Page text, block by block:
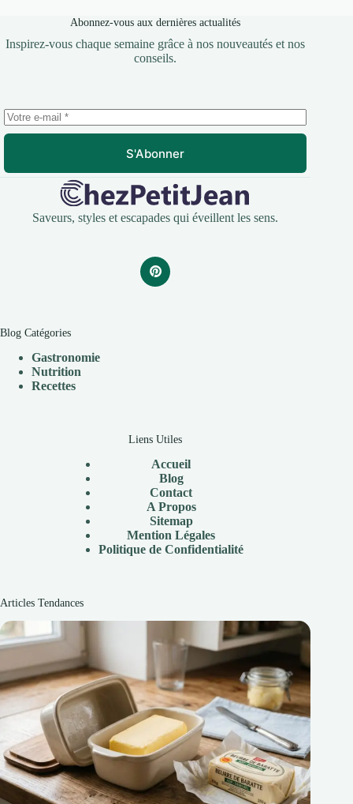
Abonnez-vous aux dernières actualités
Inspirez-vous chaque semaine grâce à nos nouveautés et nos
conseils.
S'Abonner
Saveurs, styles et escapades qui éveillent les sens.
Blog Catégories
Gastronomie
Nutrition
Recettes
Liens Utiles
Accueil
Blog
Contact
A Propos
Sitemap
Mention Légales
Politique de Confidentialité
Articles Tendances